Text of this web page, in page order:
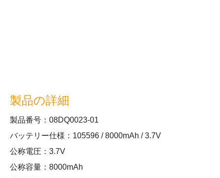
製品の詳細
製品番号：08DQ0023-01
バッテリー仕様：105596 / 8000mAh / 3.7V
公称電圧：3.7V
公称容量：8000mAh